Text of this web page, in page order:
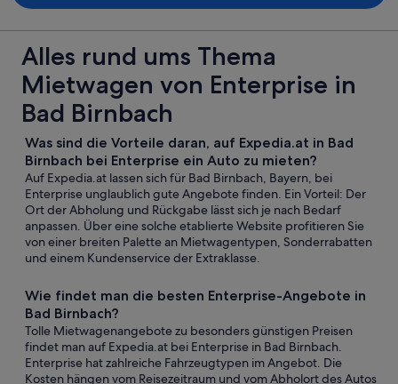
Alles rund ums Thema
Mietwagen von Enterprise in
Bad Birnbach
Was sind die Vorteile daran, auf Expedia.at in Bad
Birnbach bei Enterprise ein Auto zu mieten?
Auf Expedia.at lassen sich für Bad Birnbach, Bayern, bei
Enterprise unglaublich gute Angebote finden. Ein Vorteil: Der
Ort der Abholung und Rückgabe lässt sich je nach Bedarf
anpassen. Über eine solche etablierte Website profitieren Sie
von einer breiten Palette an Mietwagentypen, Sonderrabatten
und einem Kundenservice der Extraklasse.
Wie findet man die besten Enterprise-Angebote in
Bad Birnbach?
Tolle Mietwagenangebote zu besonders günstigen Preisen
findet man auf Expedia.at bei Enterprise in Bad Birnbach.
Enterprise hat zahlreiche Fahrzeugtypen im Angebot. Die
Kosten hängen vom Reisezeitraum und vom Abholort des Autos